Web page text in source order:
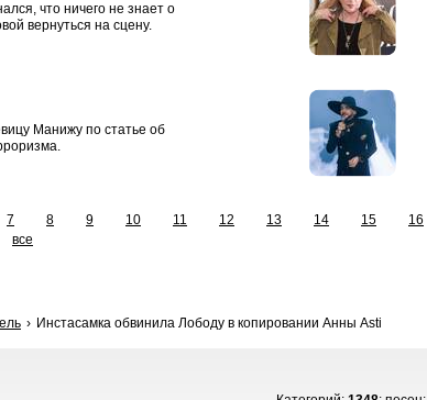
что ничего не знает о
вернуться на сцену.
Манижу по статье об
7 8 9 10 11 12 13 14 15 16
все
Инстасамка обвинила Лободу в копировании Анны Asti